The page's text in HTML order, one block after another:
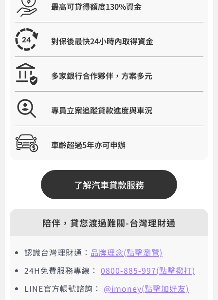
最高可貸得額度130%資金
對保後最快24小時內取得資金
多家銀行合作夥伴，方案多元
專員立案追蹤貸款進度與車況
車齡超過5年亦可申辦
了解汽車貸款服務
陪伴，貸您渡過難關-台灣理財通
認識台灣理財通： 品牌理念(點擊瀏覽)
24H免費服務專線： 0800-885-997(點擊撥打)
LINE官方帳號諮詢： @imoney(點擊加好友)